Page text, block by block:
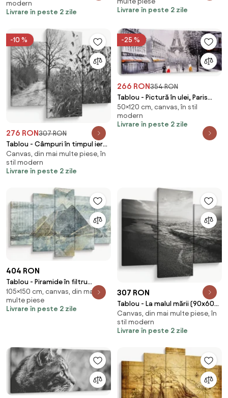
modern
Livrare în peste 2 zile
Livrare în peste 2 zile
-10 %
276 RON307 RON
Tablou - Câmpuri în timpul iernii
(90x60 cm)
Canvas, din mai multe piese, în
stil modern
Livrare în peste 2 zile
-25 %
266 RON 354 RON
Tablou - Pictură în ulei, Paris
(120x50 cm)
50×120 cm, canvas, în stil
modern
Livrare în peste 2 zile
404 RON
Tablou - Piramide în filtru
albastru (150x105 cm)
105×150 cm, canvas, din mai
multe piese
Livrare în peste 2 zile
307 RON
Tablou - La malul mării (90x60
cm)
Canvas, din mai multe piese, în
stil modern
Livrare în peste 2 zile